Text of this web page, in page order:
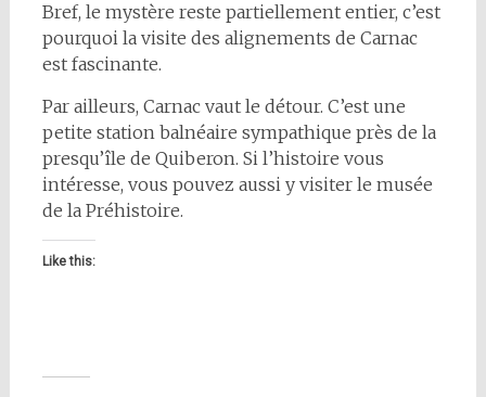
Bref, le mystère reste partiellement entier, c’est
pourquoi la visite des alignements de Carnac
est fascinante.
Par ailleurs, Carnac vaut le détour. C’est une
petite station balnéaire sympathique près de la
presqu’île de Quiberon. Si l’histoire vous
intéresse, vous pouvez aussi y visiter le musée
de la Préhistoire.
Like this: